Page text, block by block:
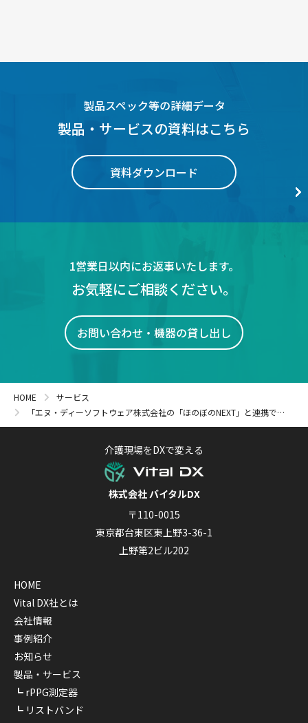
製品スペック等の詳細データ
製品・サービスの資料はこちら
資料ダウンロード
1営業日以内にお返事いたします。
お気軽にご相談ください。
お問い合わせ・機器の貸し出し
HOME
サービス
「エヌ・ディーソフトウェア株式会社の「ほのぼのNEXT」と連携できるようになりました。
介護現場をDXで変える
株式会社 バイタルDX
〒110-0015
東京都台東区東上野3-36-1
上野第2ビル202
HOME
Vital DX社とは
会社情報
事例紹介
お知らせ
製品・サービス
rPPG測定器
リストバンド